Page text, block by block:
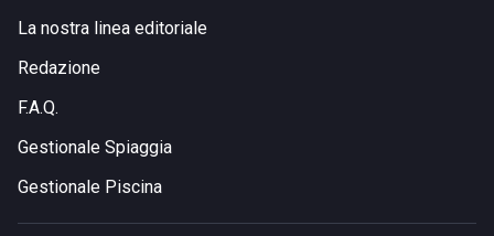
La nostra linea editoriale
Redazione
F.A.Q.
Gestionale Spiaggia
Gestionale Piscina